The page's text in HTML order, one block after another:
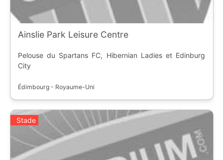
Ainslie Park Leisure Centre
Pelouse du Spartans FC, Hibernian Ladies et Edinburg
City
Édimbourg - Royaume-Uni
Stade